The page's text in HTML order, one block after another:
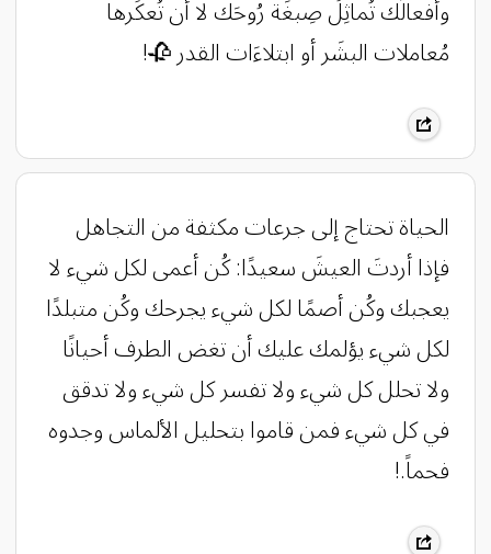
وأفعالَك تُماثِلُ صِبغَة رُوحَك لا أن تُعكِّرها
مُعاملات البشَر أو ابتلاءَات القدر 🥀!
الحياة تحتاج إلى جرعات مكثفة من التجاهل
فإذا أردتَ العيشَ سعيدًا: كُن أعمى لكل شيء لا
يعجبك وكُن أصمًا لكل شيء يجرحك وكُن متبلدًا
لكل شيء يؤلمك عليك أن تغض الطرف أحيانًا
ولا تحلل كل شيء ولا تفسر كل شيء ولا تدقق
في كل شيء فمن قاموا بتحليل الألماس وجدوه
فحماً.!